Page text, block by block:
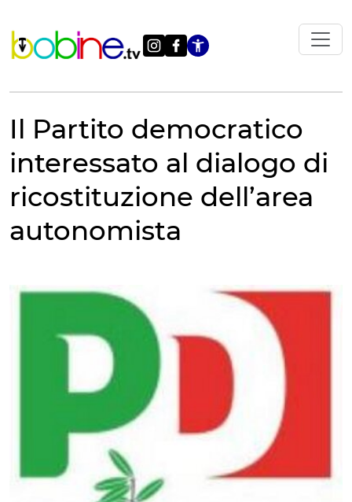
contenuto
Apri le
Il Partito democratico
interessato al dialogo di
ricostituzione dell’area
autonomista